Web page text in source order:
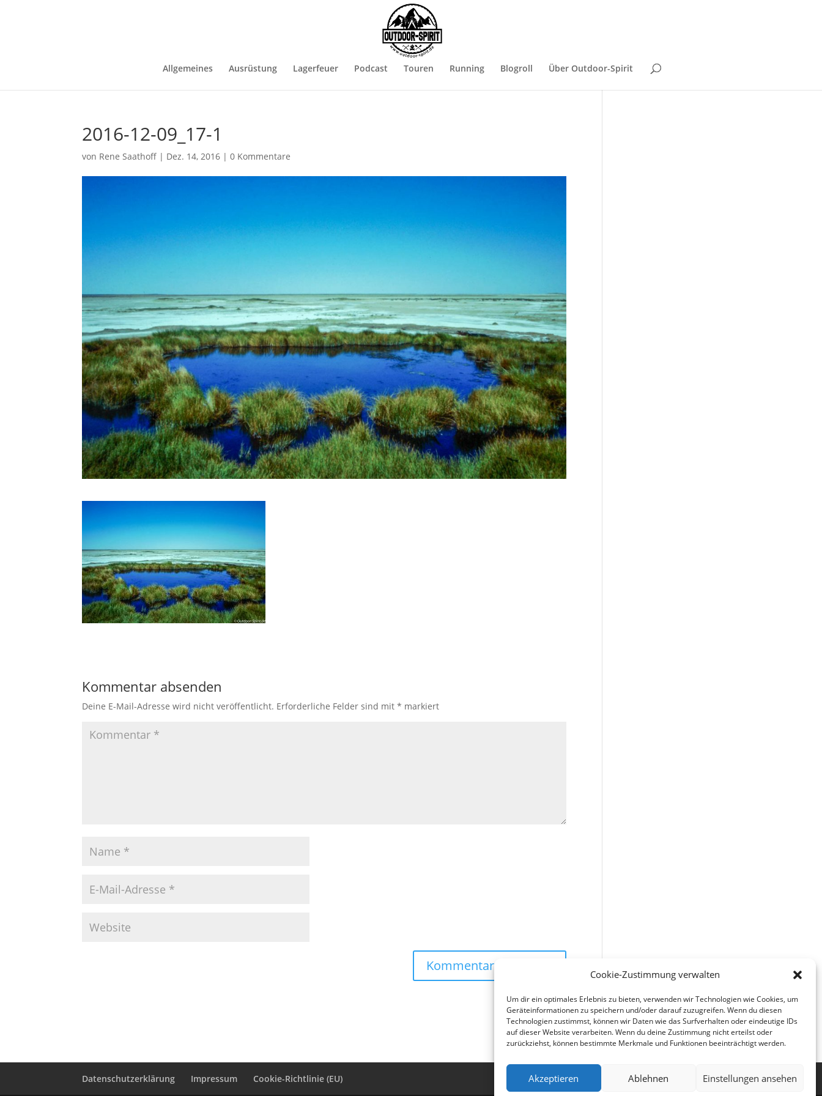
Cookie-Zustimmung verwalten
Um dir ein optimales Erlebnis zu bieten, verwenden wir Technologien wie Cookies, um
Geräteinformationen zu speichern und/oder darauf zuzugreifen. Wenn du diesen
Technologien zustimmst, können wir Daten wie das Surfverhalten oder eindeutige IDs
auf dieser Website verarbeiten. Wenn du deine Zustimmung nicht erteilst oder
zurückziehst, können bestimmte Merkmale und Funktionen beeinträchtigt werden.
Akzeptieren Ablehnen Einstellungen ansehen
Allgemeines Ausrüstung Lagerfeuer Podcast Touren Running Blogroll Über Outdoor-Spirit
2016-12-09_17-1
von Rene Saathoff | Dez. 14, 2016 |0 Kommentare
Kommentar absenden
Deine E-Mail-Adresse wird nicht veröffentlicht. Erforderliche Felder sind mit* markiert
Datenschutzerklärung Impressum Cookie-Richtlinie (EU)